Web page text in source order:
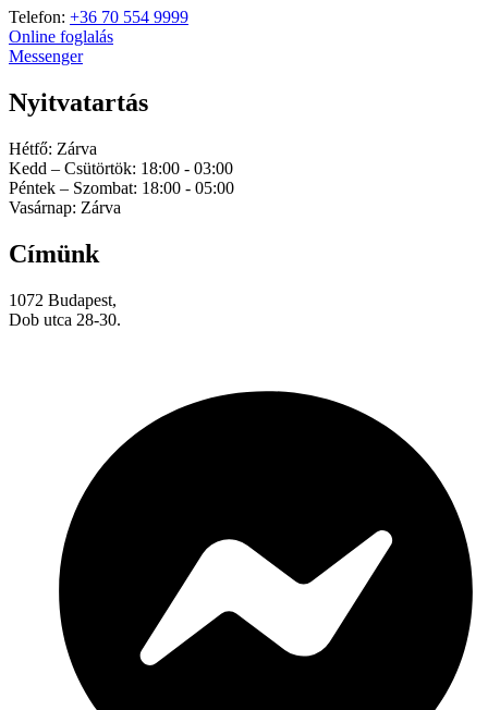
Telefon: +36 70 554 9999
Online foglalás
Messenger
Nyitvatartás
Hétfő: Zárva
Kedd – Csütörtök: 18:00 - 03:00
Péntek – Szombat: 18:00 - 05:00
Vasárnap: Zárva
Címünk
1072 Budapest,
Dob utca 28-30.